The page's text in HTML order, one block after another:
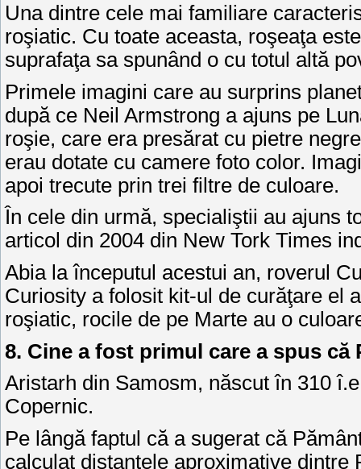
Una dintre cele mai familiare
roşiatic. Cu toate aceasta, roşeaţa
suprafaţa sa spunând o cu totul altă
Primele imagini care au surprins
după ce Neil Armstrong a ajuns pe
roşie, care era presărat cu pietre
erau dotate cu camere foto color.
apoi trecute prin trei filtre de culoare.
În cele din urmă, specialiştii au ajuns
articol din 2004 din New Tork Times
Abia la începutul acestui an, roverul
Curiosity a folosit kit-ul de curăţare el
roşiatic, rocile de pe Marte au o
8. Cine a fost primul care a spus
Aristarh din Samosm, născut în 310
Copernic.
Pe lângă faptul că a sugerat că
calculat distanţele aproximative dintre